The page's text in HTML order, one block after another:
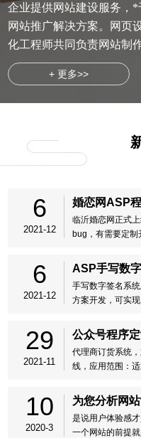
企业提供网站建设服务，
网站推广解决方案。网页
化工程师共同负责网站制
络营销、形象产品展示和
+ 更多>>
6
2021-12
婚恋网ASP
临沂婚恋网正式
bug，有需要定
制。
6
2021-12
ASP手写数
手写数字签名系
方案开发，可实
加简单可靠安全。
29
2021-11
公众号程序
代理商订货系统
线，应用范围：
下订单，由仓库
单，财务流水等
10
2020-3
为您分析网
是说用户体验感
一个网站的前提